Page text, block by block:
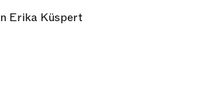
Erika Küspert